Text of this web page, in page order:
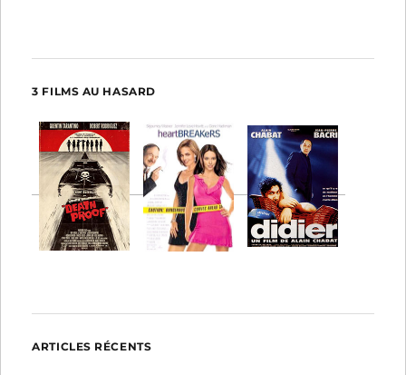
3 FILMS AU HASARD
ARTICLES RÉCENTS